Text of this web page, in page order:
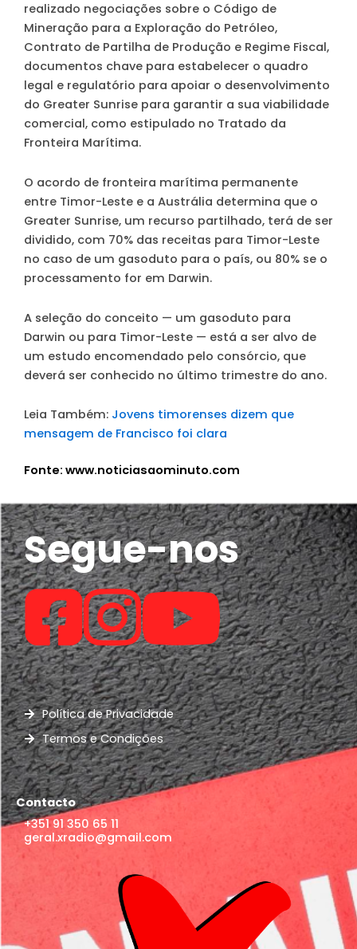
realizado negociações sobre o Código de
Mineração para a Exploração do Petróleo,
Contrato de Partilha de Produção e Regime Fiscal,
documentos chave para estabelecer o quadro
legal e regulatório para apoiar o desenvolvimento
do Greater Sunrise para garantir a sua viabilidade
comercial, como estipulado no Tratado da
Fronteira Marítima.
O acordo de fronteira marítima permanente
entre Timor-Leste e a Austrália determina que o
Greater Sunrise, um recurso partilhado, terá de ser
dividido, com 70% das receitas para Timor-Leste
no caso de um gasoduto para o país, ou 80% se o
processamento for em Darwin.
A seleção do conceito — um gasoduto para
Darwin ou para Timor-Leste — está a ser alvo de
um estudo encomendado pelo consórcio, que
deverá ser conhecido no último trimestre do ano.
Leia Também: Jovens timorenses dizem que
mensagem de Francisco foi clara
Fonte: www.noticiasaominuto.com
Segue-nos
Política de Privacidade
Termos e Condições
Contacto
+351 91 350 65 11
geral.xradio@gmail.com